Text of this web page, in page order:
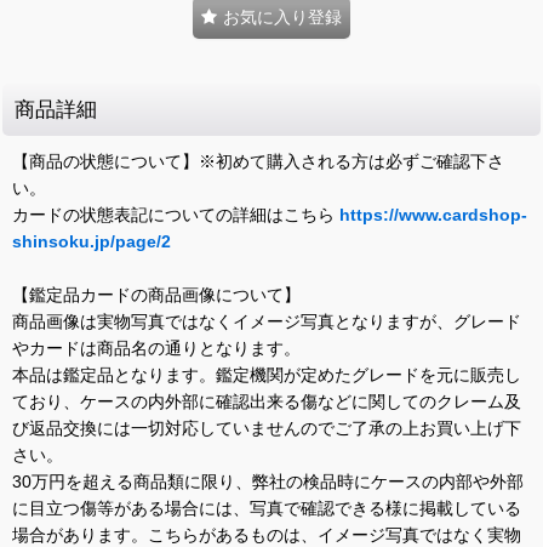
お気に入り登録
商品詳細
【商品の状態について】※初めて購入される方は必ずご確認下さ
い。
カードの状態表記についての詳細はこちら https://www.cardshop-
shinsoku.jp/page/2
【鑑定品カードの商品画像について】
商品画像は実物写真ではなくイメージ写真となりますが、グレード
やカードは商品名の通りとなります。
本品は鑑定品となります。鑑定機関が定めたグレードを元に販売し
ており、ケースの内外部に確認出来る傷などに関してのクレーム及
び返品交換には一切対応していませんのでご了承の上お買い上げ下
さい。
30万円を超える商品類に限り、弊社の検品時にケースの内部や外部
に目立つ傷等がある場合には、写真で確認できる様に掲載している
場合があります。こちらがあるものは、イメージ写真ではなく実物